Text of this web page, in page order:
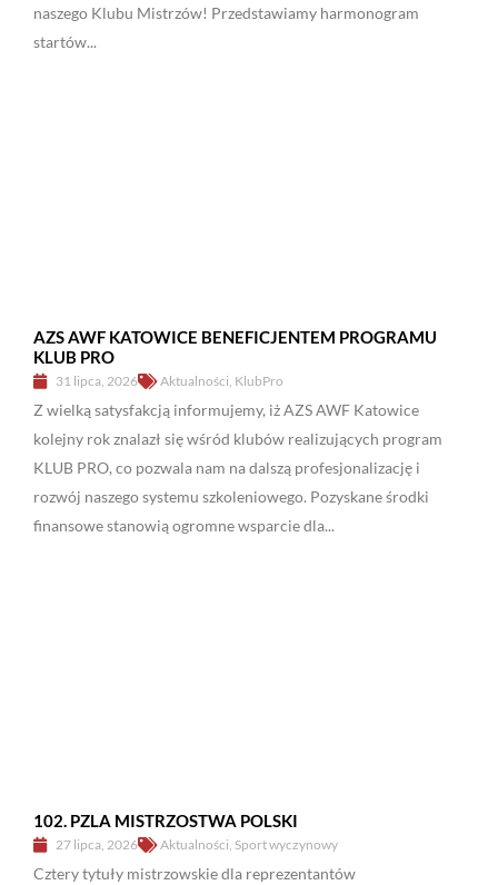
naszego Klubu Mistrzów! Przedstawiamy harmonogram
startów...
AZS AWF KATOWICE BENEFICJENTEM PROGRAMU
KLUB PRO
31 lipca, 2026 Aktualności, KlubPro
Z wielką satysfakcją informujemy, iż AZS AWF Katowice
kolejny rok znalazł się wśród klubów realizujących program
KLUB PRO, co pozwala nam na dalszą profesjonalizację i
rozwój naszego systemu szkoleniowego. Pozyskane środki
finansowe stanowią ogromne wsparcie dla...
102. PZLA MISTRZOSTWA POLSKI
27 lipca, 2026 Aktualności, Sport wyczynowy
Cztery tytuły mistrzowskie dla reprezentantów